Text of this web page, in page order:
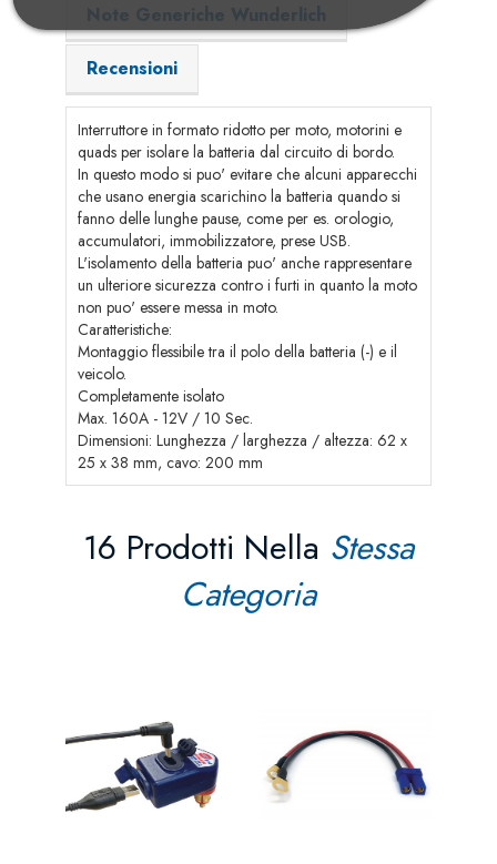
Note Generiche Wunderlich
Recensioni
Interruttore in formato ridotto per moto, motorini e
quads per isolare la batteria dal circuito di bordo.
In questo modo si puo' evitare che alcuni apparecchi
che usano energia scarichino la batteria quando si
fanno delle lunghe pause, come per es. orologio,
accumulatori, immobilizzatore, prese USB.
L'isolamento della batteria puo' anche rappresentare
un ulteriore sicurezza contro i furti in quanto la moto
non puo' essere messa in moto.
Caratteristiche:
Montaggio flessibile tra il polo della batteria (-) e il
veicolo.
Completamente isolato
Max. 160A - 12V / 10 Sec.
Dimensioni: Lunghezza / larghezza / altezza: 62 x
25 x 38 mm, cavo: 200 mm
16 Prodotti Nella Stessa
Categoria